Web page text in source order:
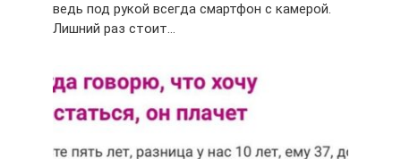
ведь под рукой всегда смартфон с камерой.
Лишний раз стоит…